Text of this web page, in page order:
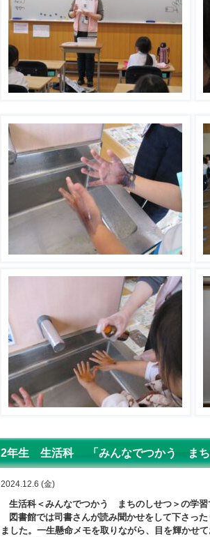
2年生 生活科 「みんなでつかう まち
2024.12.6 (金)
生活科＜みんなでつかう まちのしせつ＞の学習
図書館では司書さんが読み聞かせをして下さっ
ました。一生懸命メモを取りながら、目を輝かせて